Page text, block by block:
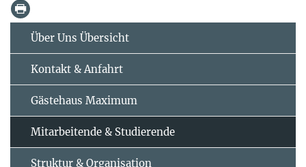
Über Uns Übersicht
Kontakt & Anfahrt
Gästehaus Maximum
Mitarbeitende & Studierende
Struktur & Organisation